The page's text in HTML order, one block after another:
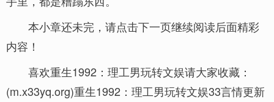
本小章还未完，请点击下一页继续阅读后面精彩
内容！
喜欢重生1992：理工男玩转文娱请大家收藏：
(m.x33yq.org)重生1992：理工男玩转文娱33言情更新